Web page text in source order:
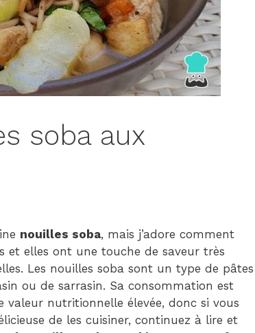
soba aux
nouilles soba, mais j’adore comment
et elles ont une touche de saveur très
Les nouilles soba sont un type de pâtes
ou de sarrasin. Sa consommation est
nutritionnelle élevée, donc si vous
de les cuisiner, continuez à lire et